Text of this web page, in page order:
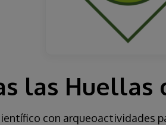
las Huellas
con arqueoactividades